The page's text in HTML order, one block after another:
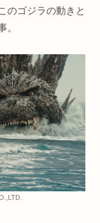
のゴジラの動きと
。